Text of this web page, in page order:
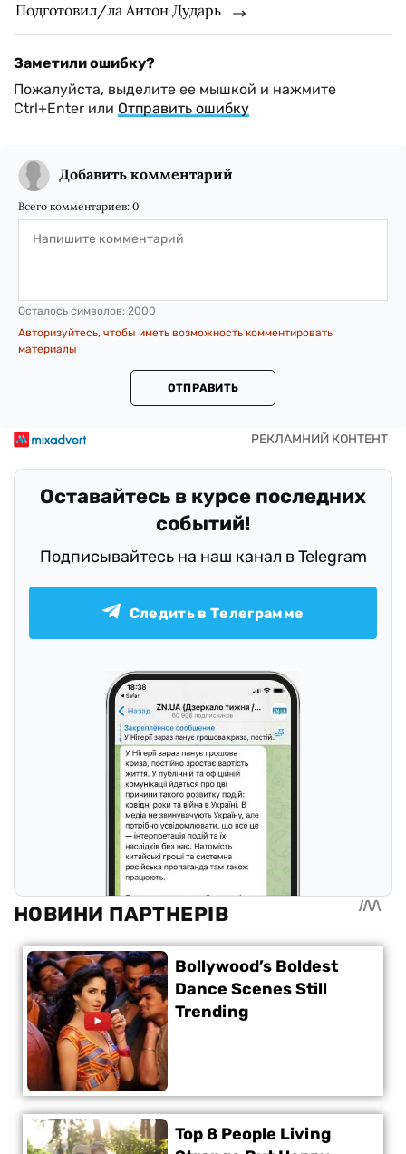
Подготовил/ла Антон Дударь
Заметили ошибку?
Пожалуйста, выделите ее мышкой и нажмите
Ctrl+Enter или Отправить ошибку
Добавить комментарий
Всего комментариев: 0
Осталось символов: 2000
Авторизуйтесь, чтобы иметь возможность комментировать
материалы
ОТПРАВИТЬ
Оставайтесь в курсе последних
событий!
Подписывайтесь на наш канал в Telegram
Следить в Телеграмме